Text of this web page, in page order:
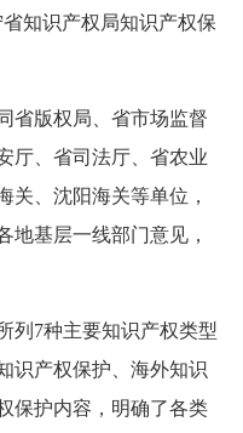
知识产权局知识产权保
省版权局、省市场监督
厅、省司法厅、省农业
关、沈阳海关等单位，
地基层一线部门意见，
列7种主要知识产权类型
识产权保护、海外知识
保护内容，明确了各类